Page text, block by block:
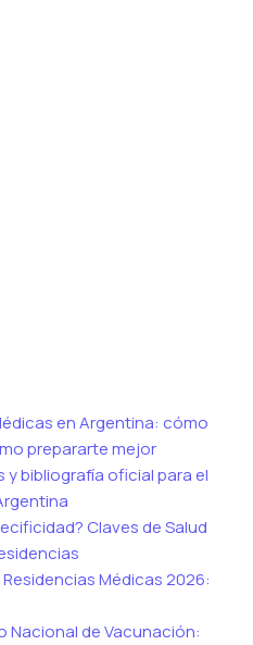
en Argentina: cómo
prepararte mejor
y bibliografía oficial para el
Claves de Salud
Médicas 2026:
Nacional de Vacunación: